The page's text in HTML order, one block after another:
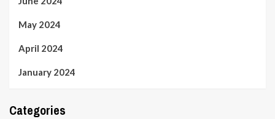
May 2024
April 2024
January 2024
Categories